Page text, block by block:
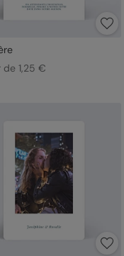
1,25 €